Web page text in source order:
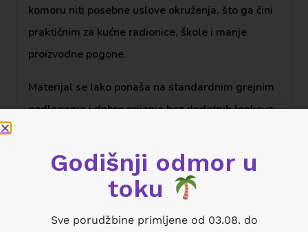
komoru niti posebne uslove okruženja, što ga čini
praktičnim za kućne radionice, škole i manje
proizvodne pogone.
Materijal se lako ponaša na standardnim grejnim
podlogama i dobro prijanja bez dodatnih lepkova,
Primena u 3D štampi
U realnoj upotrebi, ovaj filament se često bira za:
Godišnji odmor u
toku
Sve porudžbine primljene od 03.08. do